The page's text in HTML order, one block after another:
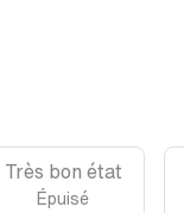
Très bon état
Épuisé